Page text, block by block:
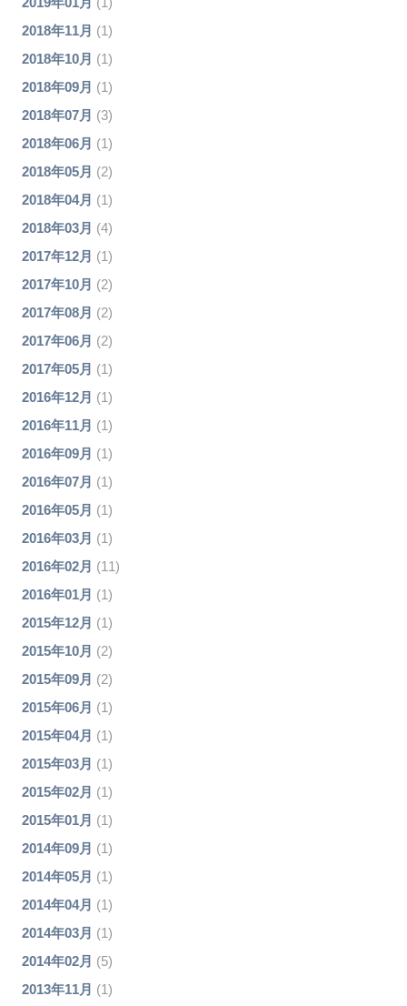
2018年11月 (1)
2018年10月 (1)
2018年09月 (1)
2018年07月 (3)
2018年06月 (1)
2018年05月 (2)
2018年04月 (1)
2018年03月 (4)
2017年12月 (1)
2017年10月 (2)
2017年08月 (2)
2017年06月 (2)
2017年05月 (1)
2016年12月 (1)
2016年11月 (1)
2016年09月 (1)
2016年07月 (1)
2016年05月 (1)
2016年03月 (1)
2016年02月 (11)
2016年01月 (1)
2015年12月 (1)
2015年10月 (2)
2015年09月 (2)
2015年06月 (1)
2015年04月 (1)
2015年03月 (1)
2015年02月 (1)
2015年01月 (1)
2014年09月 (1)
2014年05月 (1)
2014年04月 (1)
2014年03月 (1)
2014年02月 (5)
2013年11月 (1)